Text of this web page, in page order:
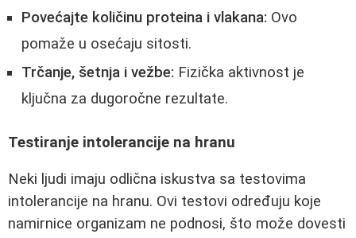
Povećajte količinu proteina i vlakana: Ovo
pomaže u osećaju sitosti.
Trčanje, šetnja i vežbe: Fizička aktivnost je
ključna za dugoročne rezultate.
Testiranje intolerancije na hranu
Neki ljudi imaju odlična iskustva sa testovima
intolerancije na hranu. Ovi testovi određuju koje
namirnice organizam ne podnosi, što može dovesti